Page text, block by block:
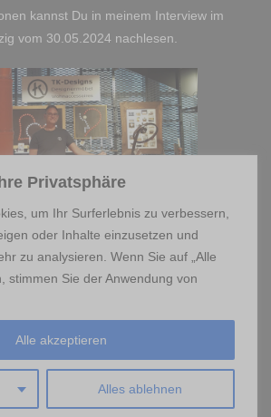
Privatsphäre
um Ihr Surferlebnis zu verbessern,
oder Inhalte einzusetzen und
zu analysieren. Wenn Sie auf „Alle
stimmen Sie der Anwendung von
Alles ablehnen
Alle akzeptieren
kannst Du in meinem Interview im
vom 30.05.2024 nachlesen.
& UPCYCLING : DIR ZULIEBE
Instagram Impressum Datenschutzerklärung